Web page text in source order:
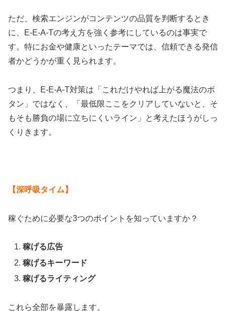
ただ、検索エンジンがコンテンツの品質を判断するとき
に、E-E-A-Tの考え方を強く参考にしているのは事実で
す。特にお金や健康といったテーマでは、信頼できる発信
者かどうかが重く見られます。
つまり、E-E-A-T対策は「これだけやれば上がる魔法のボ
タン」ではなく、「最低限ここをクリアしていないと、そ
もそも勝負の場に立ちにくいライン」と考えたほうがしっ
くりきます。
【深呼吸タイム】
稼ぐために必要な3つのポイントを知っていますか？
稼げる広告
稼げるキーワード
稼げるライティング
これら全部を暴露します。